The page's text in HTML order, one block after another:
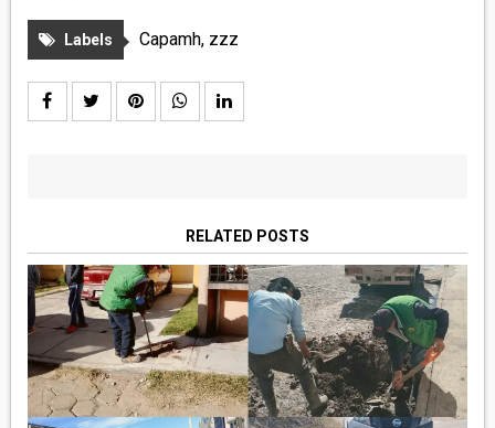
Labels Capamh, zzz
RELATED POSTS